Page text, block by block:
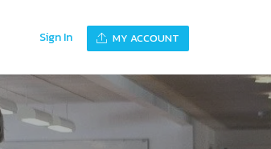
Sign In MY ACCOUNT